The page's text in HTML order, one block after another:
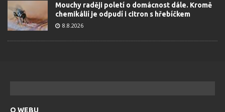
Mouchy raději poletí o domácnost dále. Kromě
chemikálií je odpudí i citron s hřebíčkem
8.8.2026
O WEBU